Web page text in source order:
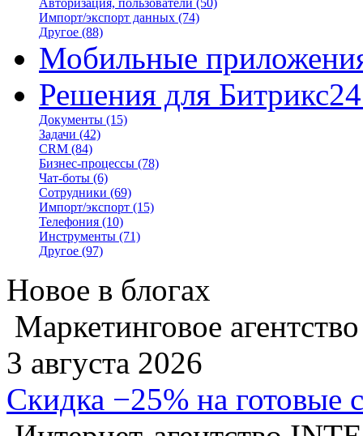
Авторизация, пользователи (50)
Импорт/экспорт данных (74)
Другое (88)
Мобильные
Решения для Битрикс24
Документы (15)
Задачи (42)
CRM (84)
Бизнес-процессы (78)
Чат-боты (6)
Сотрудники (69)
Импорт/экспорт (15)
Телефония (10)
Инструменты (71)
Другое (97)
Новое в блогах
Маркетинговое
3 августа 2026
Скидка −25% на готовые